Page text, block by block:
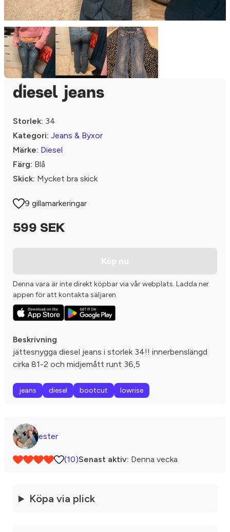
diesel jeans
Storlek: 34
Kategori: Jeans & Byxor
Märke: Diesel
Färg: Blå
Skick: Mycket bra skick
9 gillamarkeringar
599 SEK
Köp nu
Denna vara är inte direkt köpbar via vår webplats. Ladda ner
appen för att kontakta säljaren
Beskrivning
jättesnygga diesel jeans i storlek 34!! innerbenslängd
cirka 81-2 och midjemått runt 36,5
jeans diesel bootcut lowrise
ester
(10)Senast aktiv: Denna vecka
Köpa via plick